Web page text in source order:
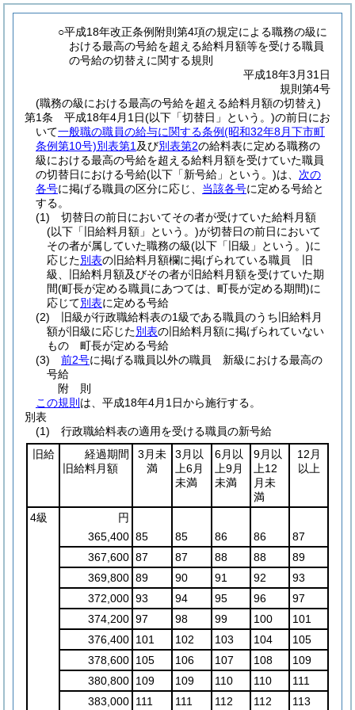
○平成18年改正条例附則第4項の規定による職務の級に
おける最高の号給を超える給料月額等を受ける職員
の号給の切替えに関する規則
平成18年3月31日
規則第4号
(職務の級における最高の号給を超える給料月額の切替え)
第1条
平成18年4月1日(以下「切替日」という。)の前日にお
いて一般職の職員の給与に関する条例(昭和32年8月下市町
条例第10号)別表第1 及び別表第2の給料表に定める職務の
級における最高の号給を超える給料月額を受けていた職員
の切替日における号給(以下「新号給」という。)は、 次の
各号に掲げる職員の区分に応じ、 当該各号に定める号給と
する。
(1)
切替日の前日においてその者が受けていた給料月額
(以下「旧給料月額」という。)が切替日の前日において
その者が属していた職務の級(以下「旧級」という。)に
応じた別表の旧給料月額欄に掲げられている職員 旧
級、旧給料月額及びその者が旧給料月額を受けていた期
間(町長が定める職員にあつては、町長が定める期間)に
応じて別表に定める号給
(2)
旧級が行政職給料表の1級である職員のうち旧給料月
額が旧級に応じた別表の旧給料月額に掲げられていない
もの 町長が定める号給
(3)
前2号に掲げる職員以外の職員 新級における最高の
号給
附 則
この規則 は、平成18年4月1日から施行する。
別表
(1) 行政職給料表の適用を受ける職員の新号給
旧給
経過期間
旧給料月額
3月未
満
3月以
上6月
未満
6月以
上9月
未満
9月以
上12
月未
満
12月
以上
4級
円
365,400 85 85 86 86
87
367,600 87 87 88 88
89
369,800 89 90 91 92
93
372,000 93 94 95 96
97
374,200 97 98 99 100
101
376,400 101 102 103 104
105
378,600 105 106 107 108
109
380,800 109 109 110 110
111
383,000 111 111 112 112 113